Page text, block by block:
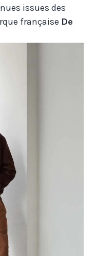
issues des
française De